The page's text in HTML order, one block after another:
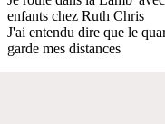
enfants chez Ruth Chris
J'ai entendu dire que le
garde mes distances